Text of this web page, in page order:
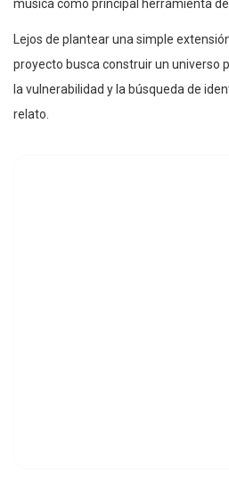
música como principal herramienta de
Lejos de plantear una simple
proyecto busca construir un universo
la vulnerabilidad y la búsqueda de
relato.